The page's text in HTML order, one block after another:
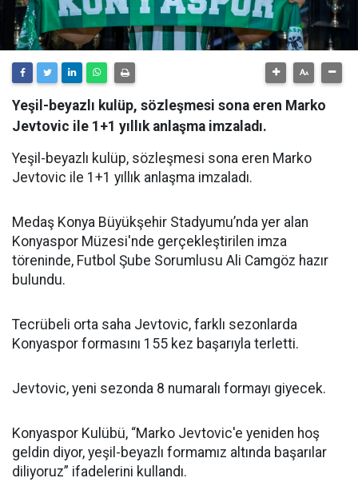
Yeşil-beyazlı kulüp, sözleşmesi sona eren Marko
Jevtovic ile 1+1 yıllık anlaşma imzaladı.
Yeşil-beyazlı kulüp, sözleşmesi sona eren Marko
Jevtovic ile 1+1 yıllık anlaşma imzaladı.
Medaş Konya Büyükşehir Stadyumu’nda yer alan
Konyaspor Müzesi'nde gerçekleştirilen imza
töreninde, Futbol Şube Sorumlusu Ali Camgöz hazır
bulundu.
Tecrübeli orta saha Jevtovic, farklı sezonlarda
Konyaspor formasını 155 kez başarıyla terletti.
Jevtovic, yeni sezonda 8 numaralı formayı giyecek.
Konyaspor Kulübü, “Marko Jevtovic'e yeniden hoş
geldin diyor, yeşil-beyazlı formamız altında başarılar
diliyoruz” ifadelerini kullandı.